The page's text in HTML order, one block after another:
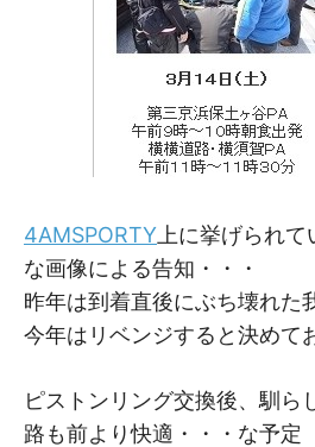
4AMSPORTY 上に挙げられ
な画像による告知・・・
昨年は到着直後にぶち壊れた
今年はリベンジすると決めて
ピストンリング交換後、馴ら
路も前より快適・・・な予定